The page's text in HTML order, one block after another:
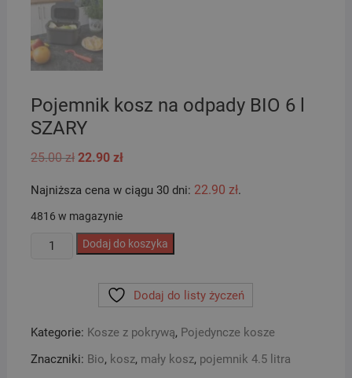
Pojemnik kosz na odpady BIO 6 l
SZARY
25.00zł Pierwotna
25.00 zł.
22.90 złAktualna
22.90 zł.
Najniższa cena w ciągu 30 dni: 22.90 zł.
4816 w magazynie
ilość
BIO
6
Dodaj do koszyka
Dodaj do listy życzeń
Kategorie: Kosze z pokrywą, Pojedyncze kosze
Znaczniki: Bio, kosz, mały kosz, pojemnik 4.5 litra